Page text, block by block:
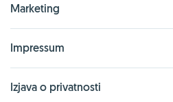
Marketing
Impressum
Izjava o privatnosti